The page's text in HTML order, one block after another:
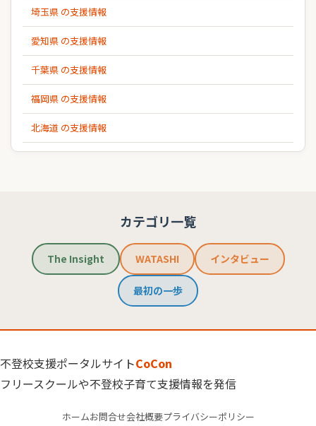
埼玉県 の支援情報
愛知県 の支援情報
千葉県 の支援情報
福岡県 の支援情報
北海道 の支援情報
カテゴリ一覧
The Insight WATASHI インタビュー
最初の一歩
不登校支援ポータルサイトCoCon
フリースクールや不登校子育て支援情報を発信
ホームお問合せ会社概要プライバシーポリシー